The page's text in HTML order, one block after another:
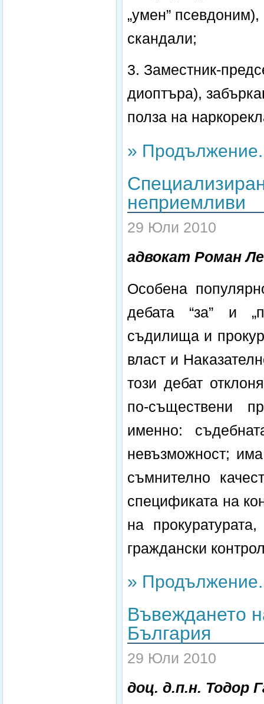
„умен”
скандали;
3. Заместник-
диоптъра),
полза на
»
неприемливи
29 Юли 2010
адвокат Роман
Особена
дебата “за” и
съдилища и
власт и
този дебат
по-съществени
именно:
невъзможност;
съмнително
спецификата на
на
граждански
»
Въвеждането
България
29 Юли 2010
доц. д.п.н. Тодор